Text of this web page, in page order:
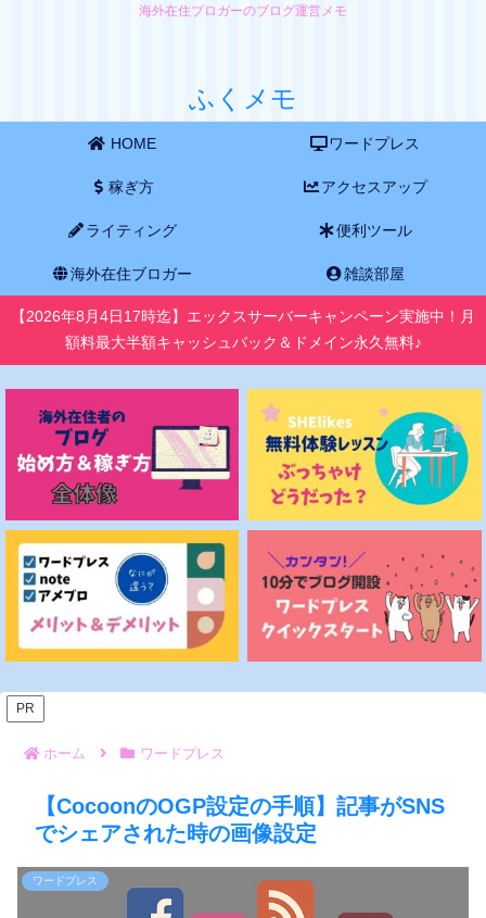
海外在住ブロガーのブログ運営メモ
ふくメモ
HOME ワードプレス
稼ぎ方 アクセスアップ
ライティング 便利ツール
海外在住ブロガー 雑談部屋
【2026年8月4日17時迄】エックスサーバーキャンペーン実施中！月
額料最大半額キャッシュバック＆ドメイン永久無料♪
ホーム ワードプレス
PR
【CocoonのOGP設定の手順】記事がSNS
でシェアされた時の画像設定
ワードプレス